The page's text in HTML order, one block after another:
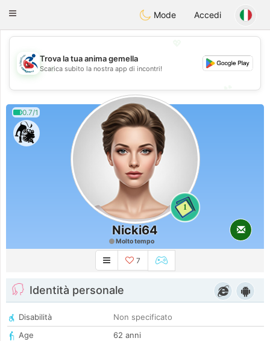
Handi Space
Toggle
Mode Accedi
💖
💕
Trova la tua anima gemella
Scarica subito la nostra app di incontri!
0.7/1
1
Nicki64
Molto tempo
7
Identità personale
Disabilità
Non specificato
Age
62 anni